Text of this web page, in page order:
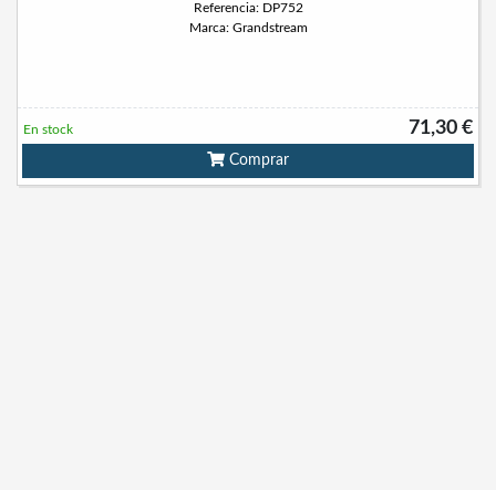
Referencia: DP752
Marca: Grandstream
71,30 €
En stock
Comprar